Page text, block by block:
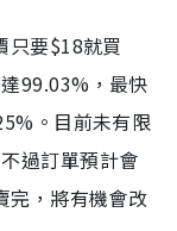
只要$18就買
99.03%，最快
。目前未有限
過訂單預計會
完，將有機會改